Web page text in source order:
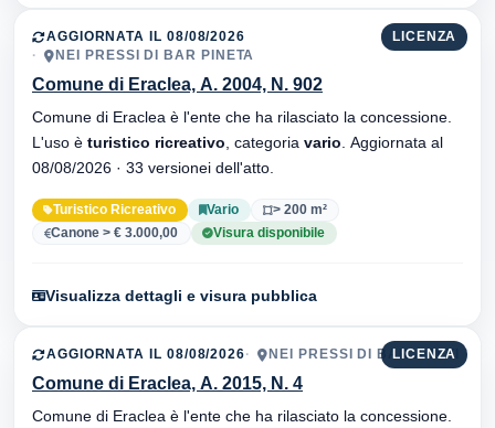
LICENZA
AGGIORNATA IL 08/08/2026
NEI PRESSI DI BAR PINETA
Comune di Eraclea, A. 2004, N. 902
Comune di Eraclea è l'ente che ha rilasciato la concessione.
L'uso è turistico ricreativo , categoria vario
08/08/2026 · 33 versionei dell'atto.
Turistico Ricreativo Vario
> 200 m²
Canone > € 3.000,00
Visura disponibile
Visualizza dettagli e visura pubblica
LICENZA
AGGIORNATA IL 08/08/2026 NEI PRESSI DI BAR ABETI
Comune di Eraclea, A. 2015, N. 4
Comune di Eraclea è l'ente che ha rilasciato la concessione.